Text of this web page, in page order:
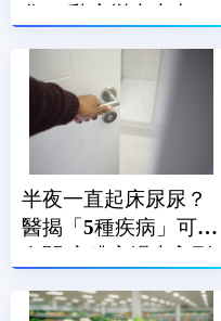
化」 乳房變大也中了
半夜一直起床尿尿？
醫揭「5種疾病」可能
有關 心臟衰竭也入列